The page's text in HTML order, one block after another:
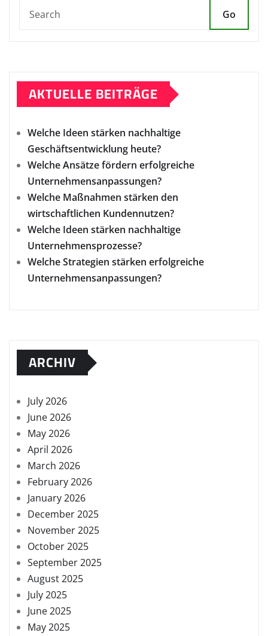
Go
AKTUELLE BEITRÄGE
Welche Ideen stärken nachhaltige
Geschäftsentwicklung heute?
Welche Ansätze fördern erfolgreiche
Unternehmensanpassungen?
Welche Maßnahmen stärken den
wirtschaftlichen Kundennutzen?
Welche Ideen stärken nachhaltige
Unternehmensprozesse?
Welche Strategien stärken erfolgreiche
Unternehmensanpassungen?
ARCHIV
July 2026
June 2026
May 2026
April 2026
March 2026
February 2026
January 2026
December 2025
November 2025
October 2025
September 2025
August 2025
July 2025
June 2025
May 2025